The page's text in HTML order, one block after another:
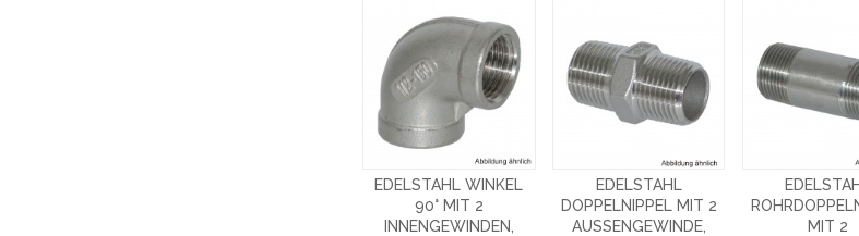
EDELSTAHL WINKEL
90° MIT 2
INNENGEWINDEN,
EDELSTAHL
DOPPELNIPPEL MIT 2
AUSSENGEWINDE, S
MIT 2